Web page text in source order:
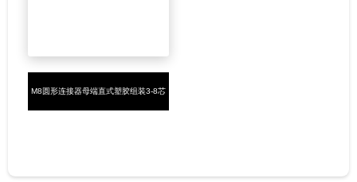
M8圆形连接器母端直式塑胶组装3-8芯